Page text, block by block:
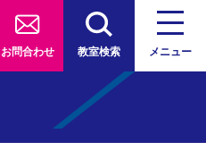
お問合わせ 教室検索 メニュー